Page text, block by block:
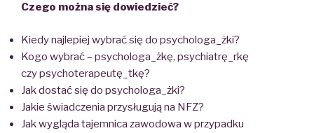
Czego można się dowiedzieć?
Kiedy najlepiej wybrać się do psychologa_żki?
Kogo wybrać – psychologa_żkę, psychiatrę_rkę
czy psychoterapeutę_tkę?
Jak dostać się do psychologa_żki?
Jakie świadczenia przysługują na NFZ?
Jak wygląda tajemnica zawodowa w przypadku